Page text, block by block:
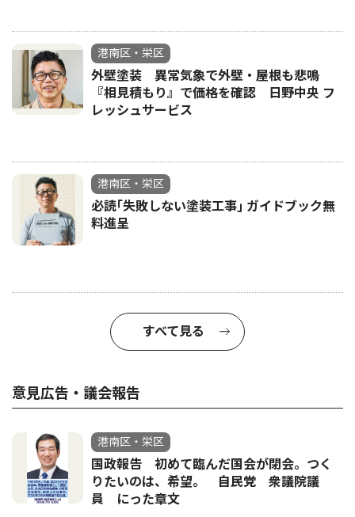
港南区・栄区
外壁塗装 異常気象で外壁・屋根も悲鳴
『相見積もり』で価格を確認 日野中央 フ
レッシュサービス
港南区・栄区
必読｢失敗しない塗装工事｣ ガイドブック無
料進呈
すべて見る
意見広告・議会報告
港南区・栄区
国政報告 初めて臨んだ国会が閉会。つく
りたいのは、希望。 自民党 衆議院議
員 にった章文